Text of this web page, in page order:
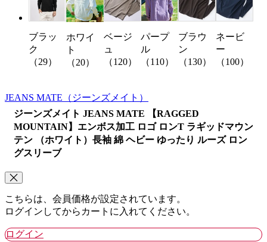
ブラッ
ク
（29）
ホワイ
ト
（20）
ベージ
ュ
（120）
パープ
ル
（110）
ブラウ
ン
（130）
ネービ
ー
（100）
JEANS MATE （ジーンズメイト）
ジーンズメイト JEANS MATE 【RAGGED
MOUNTAIN】エンボス加工 ロゴ ロンT ラギッドマウン
テン （ホワイト）長袖 綿 ヘビー ゆったり ルーズ ロン
グスリーブ
こちらは、会員価格が設定されています。
ログインしてからカートに入れてください。
ログイン